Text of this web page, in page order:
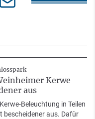
Kerwe
aus
Beleuchtung in Teilen
bescheidener aus. Dafür